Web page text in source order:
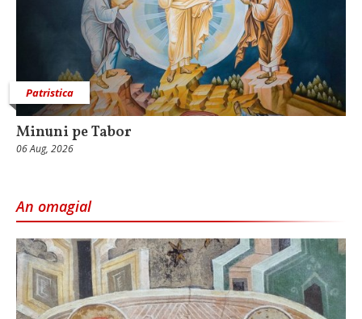
Patristica
Minuni pe Tabor
06 Aug, 2026
An omagial